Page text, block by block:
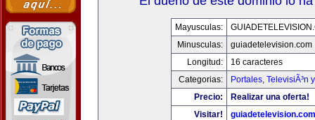
Mayusculas:
Minusculas:
guiadetelevision.com
Longitud:
16 caracteres
Categorias:
Portales, TelevisiÃ³n
Precio:
Realizar una oferta!
Visitar!
guiadetelevision.com